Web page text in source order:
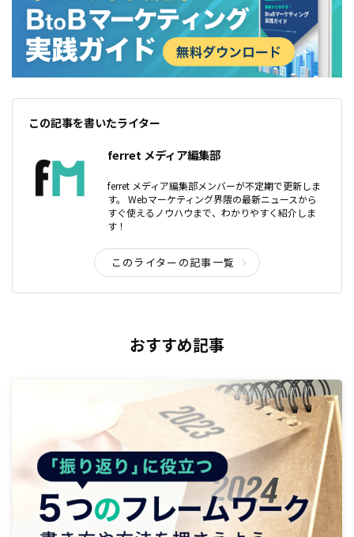
この記事を書いたライター
ferret メディア編集部
ferret メディア編集部メンバーが不定期で更新しま
す。 Webマーケティング界隈の最新ニュースから
すぐ使えるノウハウまで、わかりやすく紹介しま
す！
このライターの記事一覧
おすすめ記事